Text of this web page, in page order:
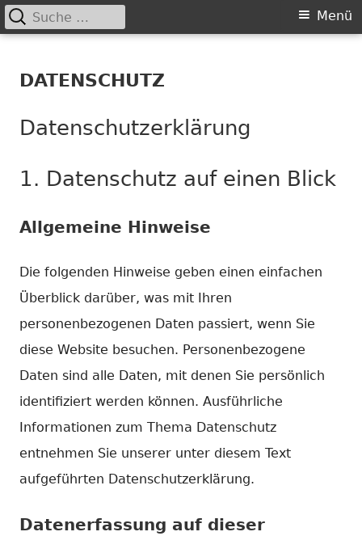
zum
Primäres
Menü
Suche
nach:
DATENSCHUTZ
Datenschutz­erklärung
1. Datenschutz auf einen Blick
Allgemeine Hinweise
Die folgenden Hinweise geben einen einfachen
Überblick darüber, was mit Ihren
personenbezogenen Daten passiert, wenn Sie
diese Website besuchen. Personenbezogene
Daten sind alle Daten, mit denen Sie persönlich
identifiziert werden können. Ausführliche
Informationen zum Thema Datenschutz
entnehmen Sie unserer unter diesem Text
aufgeführten Datenschutzerklärung.
Datenerfassung auf dieser